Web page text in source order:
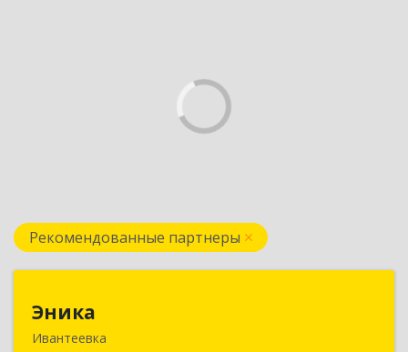
Рекомендованные партнеры
Эника
Ивантеевка141280, Московская обл, г.о. Пушкинский,